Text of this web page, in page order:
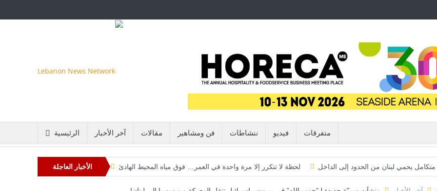
الرئيسية آخر الأخبار مقالات فن ومشاهير ننشاطات فيديو متفرقات
الأخبار العاجلة لحظة لا تتكرر إلا مرة واحدة في العمر… فوق مياه المحيط الهادئ متكامل يحمي لبنان من الحدود إلى الداخل
لكن الخطر لا يزال مشتعلاً